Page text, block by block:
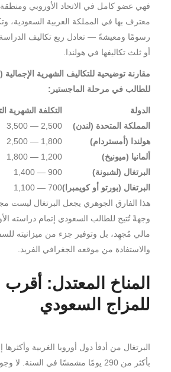
فهي عضو كامل في الاتحاد الأوروبي
معترف بها في المملكة العربية السعودية،
رسومًا ومعيشةً — تعادل ربع تكاليف
أو ثلث تكاليفها في هولندا.
مقارنة توضيحية للتكاليف الشهرية
للطالب في مرحلة الماجستير:
الدولة
التكلفة الشهرية
المملكة المتحدة (لندن)
2,500 — 3,500
هولندا (أمستردام)
1,800 — 2,500
ألمانيا (ميونيخ)
1,200 — 1,800
البرتغال (لشبونة)
900 — 1,400
البرتغال (بورتو أو كويمبرا)700 — 1,100
هذا الفارق الجوهري يجعل البرتغال ليست
وجهةً تُتيح للطالب السعودي إتمام دراسته
مالي مُجهِد، بل وتوفير جزء من ميزانيته
والاستفادة من موقعه الجغرافي الفريد.
المناخ المعتدل:
للمزاج السعودي
البرتغال من أدفأ دول أوروبا الغربية
بأكثر من 290 يومًا مشمسًا في السنة.